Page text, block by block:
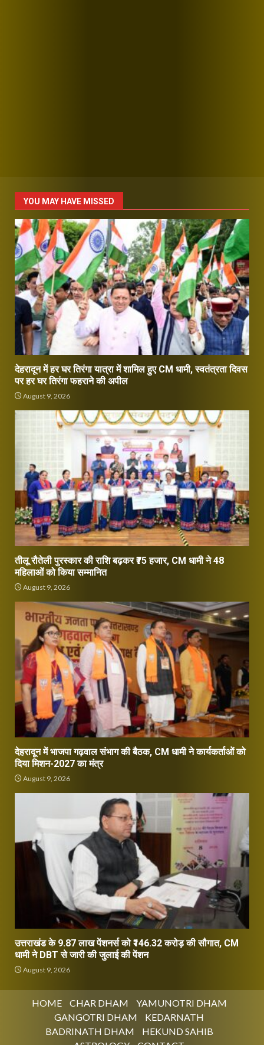
YOU MAY HAVE MISSED
देहरादून में हर घर तिरंगा यात्रा में शामिल हुए CM धामी, स्वतंत्रता दिवस
पर हर घर तिरंगा फहराने की अपील
August 9, 2026
तीलू रौतेली पुरस्कार की राशि बढ़कर ₹75 हजार, CM धामी ने 48
महिलाओं को किया सम्मानित
August 9, 2026
देहरादून में भाजपा गढ़वाल संभाग की बैठक, CM धामी ने कार्यकर्ताओं को
दिया मिशन-2027 का मंत्र
August 9, 2026
उत्तराखंड के 9.87 लाख पेंशनर्स को ₹146.32 करोड़ की सौगात, CM
धामी ने DBT से जारी की जुलाई की पेंशन
August 9, 2026
HOME CHAR DHAM
YAMUNOTRI DHAM
GANGOTRI DHAM
KEDARNATH
BADRINATH DHAM
HEKUND SAHIB